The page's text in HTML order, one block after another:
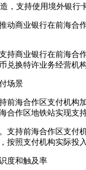
，支持使用境外银行
动商业银行在前海
持商业银行在前海
兑换特许业务经营机
场景
前海合作区支付机
合作区地铁站实现支
支持前海合作区支
按照支付机构实际投
度和触及率